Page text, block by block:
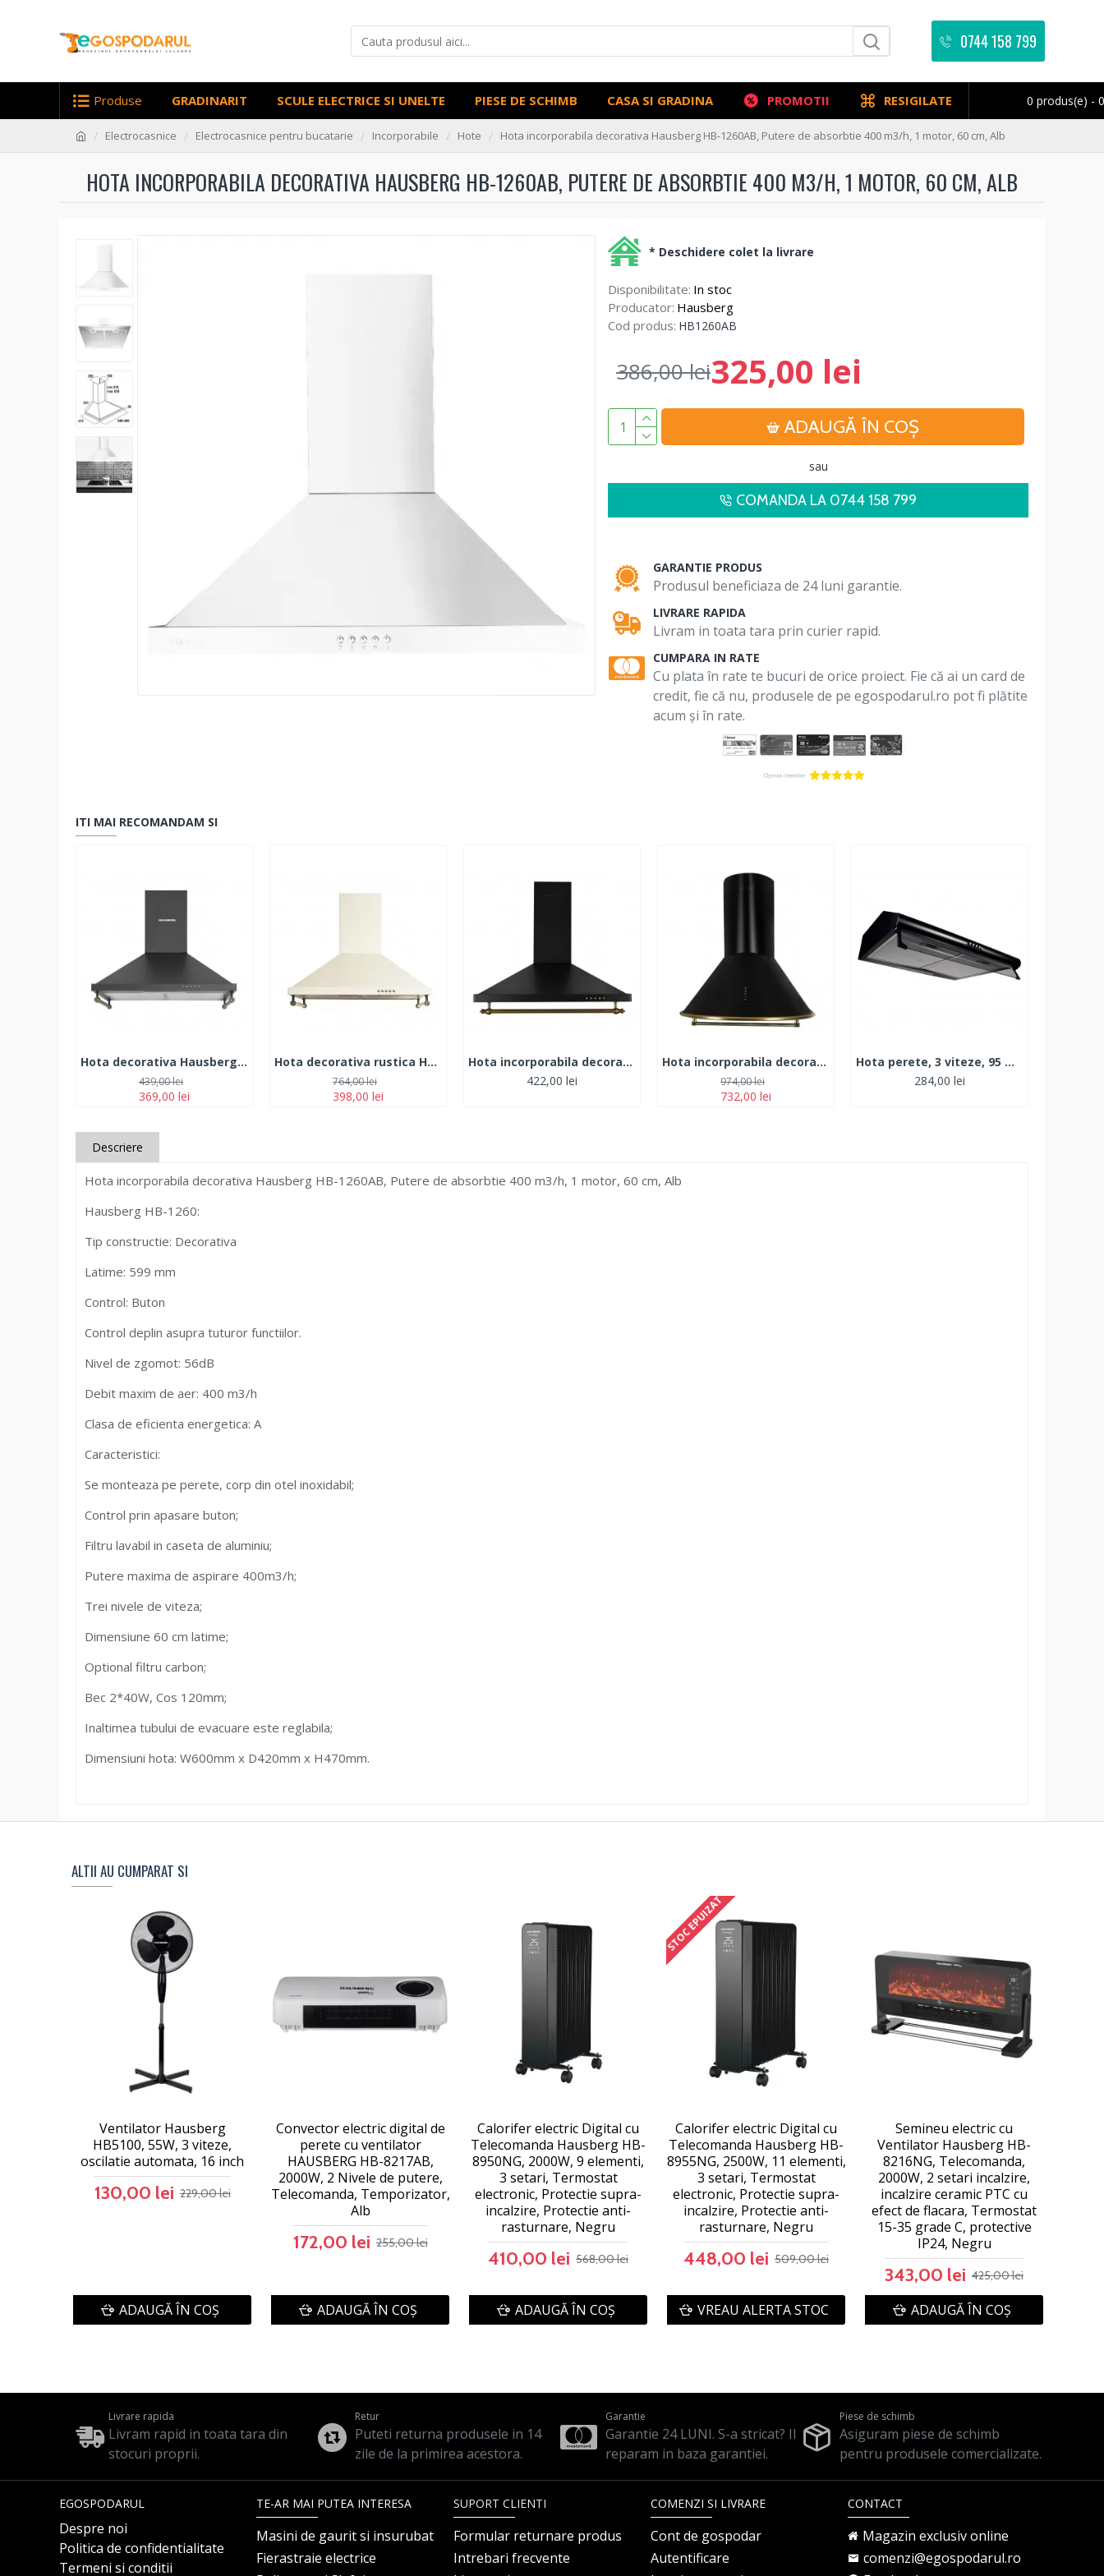
0744 158 799
Produse GRADINARIT SCULE ELECTRICE SI UNELTE PIESE DE SCHIMB CASA SI GRADINA PROMOTII RESIGILATE 0 produs(e) -
Electrocasnice Electrocasnice pentru bucatarie Incorporabile Hote Hota incorporabila decorativa Hausberg HB-1260AB, Putere de absorbtie 400 m3/h, 1 motor, 60 cm, Alb
HOTA INCORPORABILA DECORATIVA HAUSBERG HB-1260AB, PUTERE DE ABSORBTIE 400 M3/H, 1 MOTOR, 60 CM, ALB
Disponibilitate: In stoc
Producator: Hausberg
Cod produs: HB1260AB
325,00 lei
386,00 lei
ADAUGĂ ÎN COŞ
* Deschidere colet la livrare
sau
COMANDA LA 0744 158 799
GARANTIE PRODUS
Produsul beneficiaza de 24 luni garantie.
LIVRARE RAPIDA
Livram in toata tara prin curier rapid.
CUMPARA IN RATE
Cu plata în rate te bucuri de orice proiect. Fie că ai un card de
credit, fie că nu, produsele de pe egospodarul.ro pot fi plătite
acum și în rate.
ITI MAI RECOMANDAM SI
Hota decorativa Hausberg HB-1505RST, Putere absorbtie 450 m3/h, 1 motor, 60 cm otel inoxidabil, Negru Rustic
369,00 lei
439,00 lei
Hota decorativa rustica Hausberg HB-1500, Putere absorbtie 450 m3/h, 1 motor, 60 cm otel inoxidabil
398,00 lei
764,00 lei
Hota incorporabila decorativa Hausberg HB-1365, putere de absorbtie 650 m3/h, 1 motor, 60 cm, filtru aluminiu, Negru/Auriu
422,00 lei
Hota incorporabila decorativa Hausberg HB-1375, Putere de absorbtie 650 m3/h, 1 motor, 60 cm, Filtru aluminiu, Negru
732,00 lei
974,00 lei
Hota perete, 3 viteze, 95 W, 1 motor, filtru lavabil aluminiu, neagra
284,00 lei
Descriere
Hota incorporabila decorativa Hausberg HB-1260AB, Putere de absorbtie 400 m3/h, 1 motor, 60 cm, Alb
Hausberg HB-1260:
Tip constructie: Decorativa
Latime: 599 mm
Control: Buton
Control deplin asupra tuturor functiilor.
Nivel de zgomot: 56dB
Debit maxim de aer: 400 m3/h
Clasa de eficienta energetica: A
Caracteristici:
Se monteaza pe perete, corp din otel inoxidabil;
Control prin apasare buton;
Filtru lavabil in caseta de aluminiu;
Putere maxima de aspirare 400m3/h;
Trei nivele de viteza;
Dimensiune 60 cm latime;
Optional filtru carbon;
Bec 2*40W, Cos 120mm;
Inaltimea tubului de evacuare este reglabila;
Dimensiuni hota: W600mm x D420mm x H470mm.
ALTII AU CUMPARAT SI
Ventilator Hausberg
HB5100, 55W, 3 viteze,
oscilatie automata, 16 inch
130,00 lei 229,00 lei
ADAUGĂ ÎN COŞ
Convector electric digital de
perete cu ventilator
HAUSBERG HB-8217AB,
2000W, 2 Nivele de putere,
Telecomanda, Temporizator,
Alb
172,00 lei 255,00 lei
ADAUGĂ ÎN COŞ
Calorifer electric Digital cu
Telecomanda Hausberg HB-
8950NG, 2000W, 9 elementi,
3 setari, Termostat
electronic, Protectie supra-
incalzire, Protectie anti-
rasturnare, Negru
410,00 lei 568,00 lei
ADAUGĂ ÎN COŞ
STOC EPUIZAT
Calorifer electric Digital cu
Telecomanda Hausberg HB-
8955NG, 2500W, 11 elementi,
3 setari, Termostat
electronic, Protectie supra-
incalzire, Protectie anti-
rasturnare, Negru
448,00 lei 509,00 lei
VREAU ALERTA STOC
Semineu electric cu
Ventilator Hausberg HB-
8216NG, Telecomanda,
2000W, 2 setari incalzire,
incalzire ceramic PTC cu
efect de flacara, Termostat
15-35 grade C, protective
IP24, Negru
343,00 lei 425,00 lei
ADAUGĂ ÎN COŞ
Livrare rapida
Livram rapid in toata tara din
stocuri proprii.
Retur
Puteti returna produsele in 14
zile de la primirea acestora.
Garantie
Garantie 24 LUNI. S-a stricat? Il
reparam in baza garantiei.
Piese de schimb
Asiguram piese de schimb
pentru produsele comercializate.
EGOSPODARUL
Despre noi
Politica de confidentialitate
Termeni si conditii
TE-AR MAI PUTEA INTERESA
Masini de gaurit si insurubat
Fierastraie electrice
SUPORT CLIENTI
Formular returnare produs
Intrebari frecvente
COMENZI SI LIVRARE
Cont de gospodar
Autentificare
CONTACT
Magazin exclusiv online
comenzi@egospodarul.ro